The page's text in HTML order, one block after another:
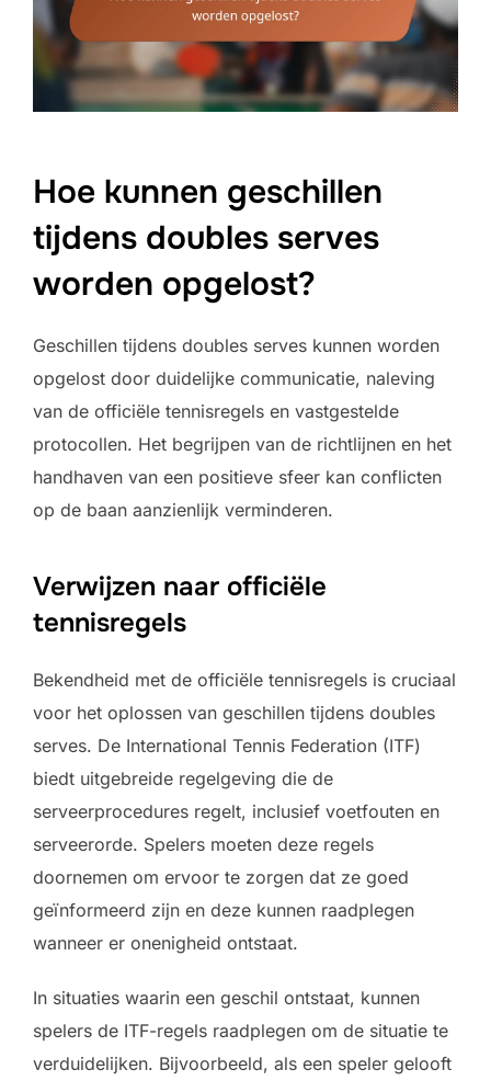
Hoe kunnen geschillen
tijdens doubles serves
worden opgelost?
Geschillen tijdens doubles serves kunnen worden
opgelost door duidelijke communicatie, naleving
van de officiële tennisregels en vastgestelde
protocollen. Het begrijpen van de richtlijnen en het
handhaven van een positieve sfeer kan conflicten
op de baan aanzienlijk verminderen.
Verwijzen naar officiële
tennisregels
Bekendheid met de officiële tennisregels is cruciaal
voor het oplossen van geschillen tijdens doubles
serves. De International Tennis Federation (ITF)
biedt uitgebreide regelgeving die de
serveerprocedures regelt, inclusief voetfouten en
serveerorde. Spelers moeten deze regels
doornemen om ervoor te zorgen dat ze goed
geïnformeerd zijn en deze kunnen raadplegen
wanneer er onenigheid ontstaat.
In situaties waarin een geschil ontstaat, kunnen
spelers de ITF-regels raadplegen om de situatie te
verduidelijken. Bijvoorbeeld, als een speler gelooft